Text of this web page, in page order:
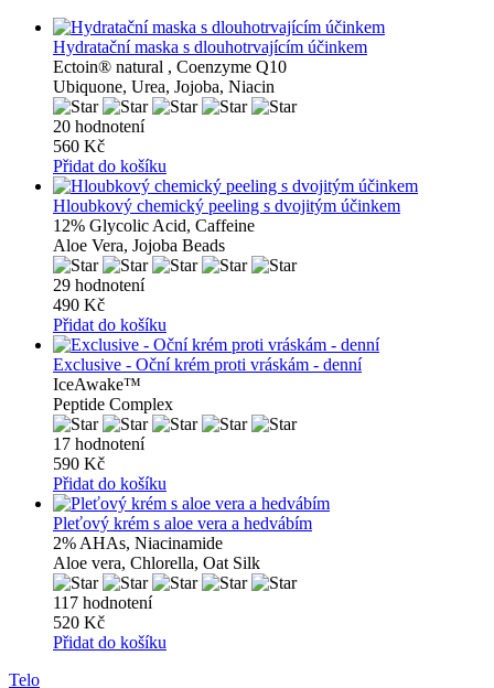
Hydratační maska ​​s dlouhotrvajícím účinkem
Ectoin® natural , Coenzyme Q10
Ubiquone, Urea, Jojoba, Niacin
20 hodnotení
560 Kč
Přidat do košíku
Hloubkový chemický peeling s dvojitým účinkem
12% Glycolic Acid, Caffeine
Aloe Vera, Jojoba Beads
29 hodnotení
490 Kč
Přidat do košíku
Exclusive - Oční krém proti vráskám - denní
IceAwake™
Peptide Complex
17 hodnotení
590 Kč
Přidat do košíku
Pleťový krém s aloe vera a hedvábím
2% AHAs, Niacinamide
Aloe vera, Chlorella, Oat Silk
117 hodnotení
520 Kč
Přidat do košíku
Telo